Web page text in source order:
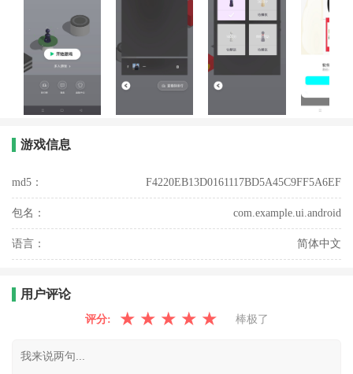
游戏信息
md5： F4220EB13D0161117BD5A45C9FF5A6EF
包名： com.example.ui.android
语言： 简体中文
用户评论
评分: ★ ★ ★ ★ ★ 棒极了